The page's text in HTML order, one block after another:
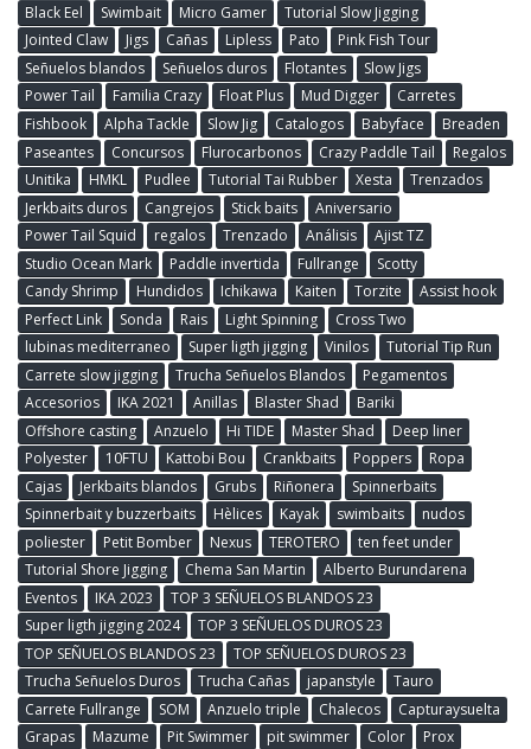
Black Eel
Swimbait Micro Gamer
Tutorial Slow Jigging
Jointed Claw
Jigs Cañas Lipless Pato
Pink Fish Tour
Señuelos blandos
Señuelos duros Flotantes
Slow Jigs
Power Tail
Familia Crazy Float Plus Mud Digger
Carretes
Fishbook
Alpha Tackle Slow Jig Catalogos Babyface
Breaden
Paseantes
Concursos Flurocarbonos Crazy Paddle Tail
Regalos
Unitika
HMKL Pudlee Tutorial Tai Rubber Xesta
Trenzados
Jerkbaits duros
Cangrejos Stick baits
Aniversario
Power Tail Squid
regalos Trenzado Análisis
Ajist TZ
Studio Ocean Mark
Paddle invertida Fullrange
Scotty
Candy Shrimp
Hundidos Ichikawa Kaiten Torzite
Assist hook
Perfect Link
Sonda Rais Light Spinning
Cross Two
lubinas mediterraneo
Super ligth jigging Vinilos
Tutorial Tip Run
Carrete slow jigging
Trucha Señuelos Blandos
Pegamentos
Accesorios
IKA 2021 Anillas Blaster Shad
Bariki
Offshore casting
Anzuelo Hi TIDE Master Shad
Deep liner
Polyester
10FTU Kattobi Bou Crankbaits Poppers
Ropa
Cajas
Jerkbaits blandos Grubs Riñonera
Spinnerbaits
Spinnerbait y buzzerbaits
Hèlices Kayak swimbaits
nudos
poliester
Petit Bomber Nexus TEROTERO
ten feet under
Tutorial Shore Jigging
Chema San Martin
Alberto Burundarena
Eventos
IKA 2023
TOP 3 SEÑUELOS BLANDOS 23
Super ligth jigging 2024
TOP 3 SEÑUELOS DUROS 23
TOP SEÑUELOS BLANDOS 23
TOP SEÑUELOS DUROS 23
Trucha Señuelos Duros
Trucha Cañas japanstyle
Tauro
Carrete Fullrange
SOM Anzuelo triple Chalecos
Capturaysuelta
Grapas
Mazume Pit Swimmer pit swimmer Color
Prox